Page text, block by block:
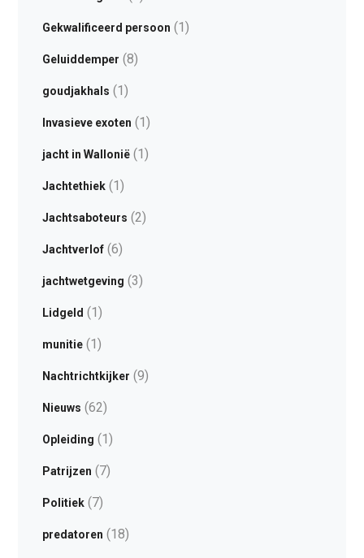
Gekwalificeerd persoon (1)
Geluiddemper (8)
goudjakhals (1)
Invasieve exoten (1)
jacht in Wallonië(1)
Jachtethiek(1)
Jachtsaboteurs (2)
Jachtverlof(6)
jachtwetgeving (3)
Lidgeld (1)
munitie(1)
Nachtrichtkijker (9)
Nieuws (62)
Opleiding (1)
Patrijzen (7)
Politiek(7)
predatoren (18)